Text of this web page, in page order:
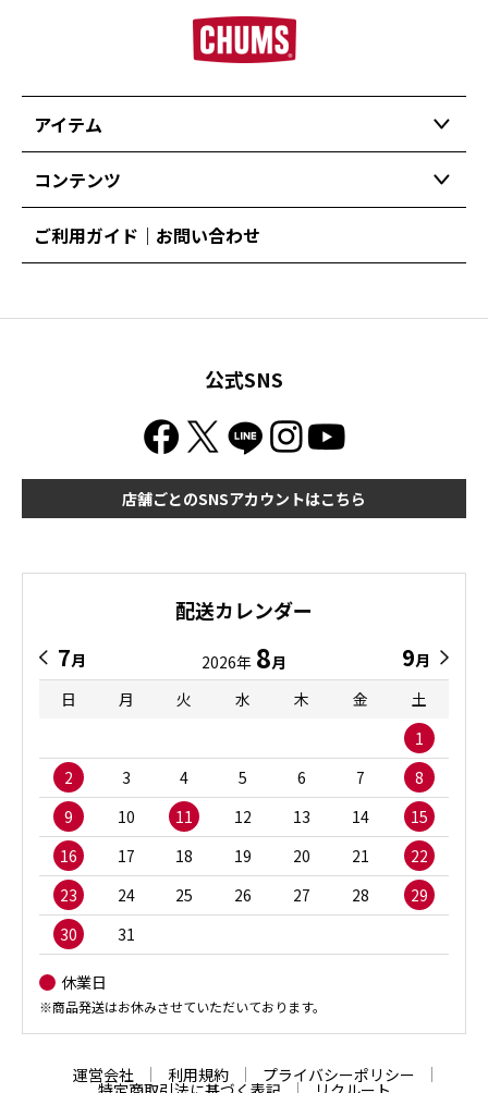
アイテム
コンテンツ
ご利用ガイド｜お問い合わせ
公式SNS
店舗ごとのSNSアカウントはこちら
配送カレンダー
7月 2026年 8月 9月
日
月 火 水 木 金
土
1
2
3 4 5 6 7
8
9
10 11 12 13 14
15
16
17 18 19 20 21
22
23
24 25 26 27 28
29
30
31
休業日
※商品発送はお休みさせていただいております。
運営会社 利用規約 プライバシーポリシー